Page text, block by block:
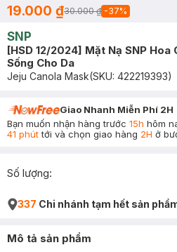
19.000 ₫30.000 ₫ -37%
SNP
[HSD 12/2024] Mặt Nạ SNP
Sống Cho Da
Jeju Canola Mask(SKU: 422219393)
Giao Nhanh Miễn Phí 2H
Bạn muốn nhận hàng trước 15h hôm
41 phúttới và chọn giao hàng 2H ở
Số lượng:
337 Chi nhánh tạm hết sản
Mô tả sản phẩm